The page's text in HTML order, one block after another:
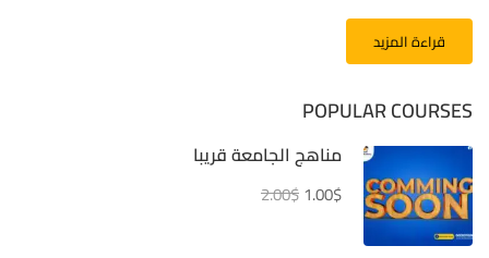
قراءة المزيد
POPULAR COURSES
مناهج الجامعة قريبا
2.00$1.00$